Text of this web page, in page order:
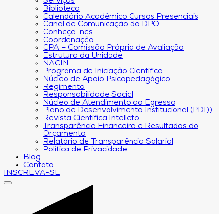
Biblioteca
Calendário Acadêmico Cursos Presenciais
Canal de Comunicação do DPO
Conheça-nos
Coordenação
CPA – Comissão Própria de Avaliação
Estrutura da Unidade
NACIN
Programa de Iniciação Científica
Núcleo de Apoio Psicopedagógico
Regimento
Responsabilidade Social
Núcleo de Atendimento ao Egresso
Plano de Desenvolvimento Institucional (PDI))
Revista Científica Intelleto
Transparência Financeira e Resultados do
Orçamento
Relatório de Transparência Salarial
Política de Privacidade
Blog
Contato
INSCREVA-SE